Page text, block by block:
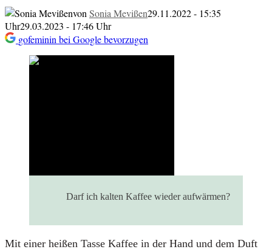
von Sonia Mevißen29.11.2022 - 15:35
Uhr29.03.2023 - 17:46 Uhr
gofeminin bei Google bevorzugen
Darf ich kalten Kaffee wieder aufwärmen?
Mit einer heißen Tasse Kaffee in der Hand und dem Duft